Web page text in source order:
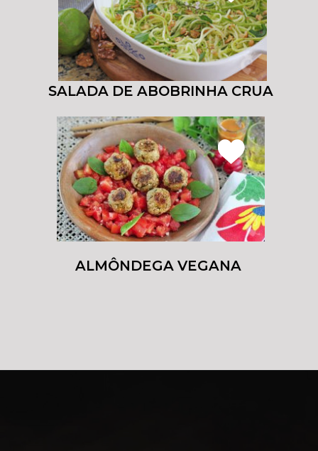
SALADA DE ABOBRINHA CRUA
ALMÔNDEGA VEGANA